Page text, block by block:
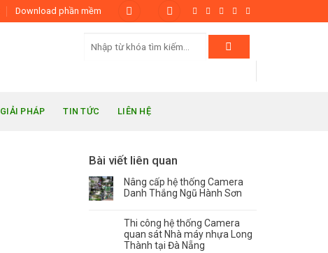
Download phần mềm
GIẢI PHÁP TIN TỨC LIÊN HỆ
Bài viết liên quan
Nâng cấp hệ thống Camera
Danh Thắng Ngũ Hành Sơn
Thi công hệ thống Camera
quan sát Nhà máy nhựa Long
Thành tại Đà Nẵng